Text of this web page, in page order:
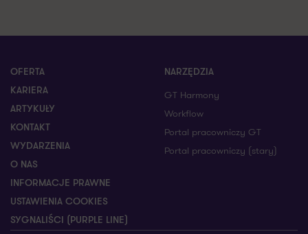
OFERTA
KARIERA
ARTYKUŁY
KONTAKT
WYDARZENIA
O NAS
INFORMACJE PRAWNE
USTAWIENIA COOKIES
SYGNALIŚCI (PURPLE LINE)
NARZĘDZIA
GT Harmony
Workflow
Portal pracowniczy GT
Portal pracowniczy (stary)